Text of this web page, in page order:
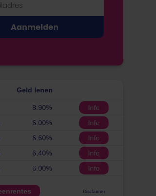
Geld lenen
8.90%
Info
6.00%
Info
6.60%
Info
6,40%
Info
6.00% Info
Disclaimer